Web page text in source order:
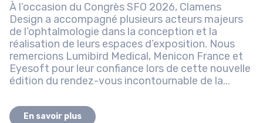
À l’occasion du Congrès SFO 2026, Clamens
Design a accompagné plusieurs acteurs majeurs
de l’ophtalmologie dans la conception et la
réalisation de leurs espaces d’exposition. Nous
remercions Lumibird Medical, Menicon France et
Eyesoft pour leur confiance lors de cette nouvelle
édition du rendez-vous incontournable de la...
En savoir plus